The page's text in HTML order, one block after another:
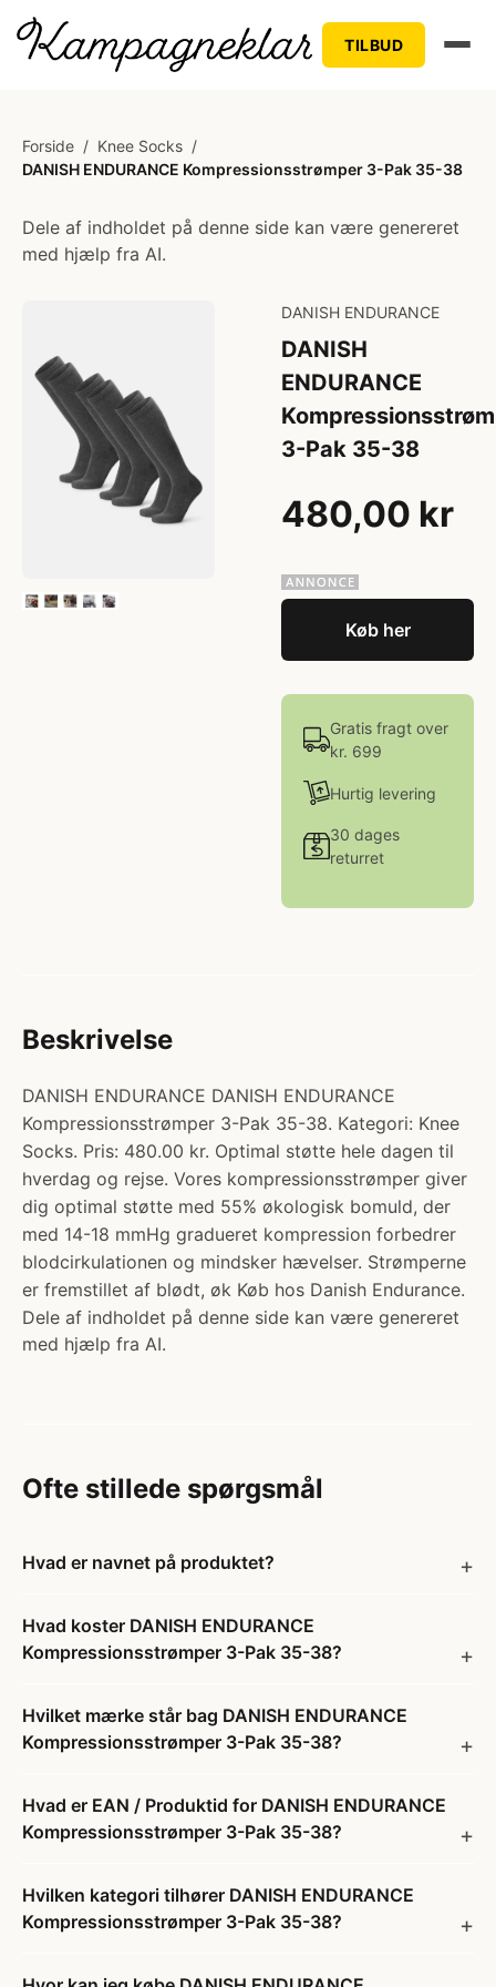
TILBUD
Forside / Knee Socks /
DANISH ENDURANCE Kompressionsstrømper 3-Pak 35-38
Dele af indholdet på denne side kan være genereret
med hjælp fra AI.
DANISH ENDURANCE
DANISH
ENDURANCE
3-Pak 35-38
480,00 kr
Køb her
Gratis fragt over
kr. 699
Hurtig levering
30 dages
returret
Beskrivelse
DANISH ENDURANCE DANISH ENDURANCE
Kompressionsstrømper 3-Pak 35-38. Kategori: Knee
Socks. Pris: 480.00 kr. Optimal støtte hele dagen til
hverdag og rejse. Vores kompressionsstrømper giver
dig optimal støtte med 55% økologisk bomuld, der
med 14-18 mmHg gradueret kompression forbedrer
blodcirkulationen og mindsker hævelser. Strømperne
er fremstillet af blødt, øk Køb hos Danish Endurance.
Dele af indholdet på denne side kan være genereret
med hjælp fra AI.
Ofte stillede spørgsmål
Hvad er navnet på produktet?
Hvad koster DANISH ENDURANCE
Kompressionsstrømper 3-Pak 35-38?
Hvilket mærke står bag DANISH ENDURANCE
Kompressionsstrømper 3-Pak 35-38?
Hvad er EAN / Produktid for DANISH ENDURANCE
Kompressionsstrømper 3-Pak 35-38?
Hvilken kategori tilhører DANISH ENDURANCE
Kompressionsstrømper 3-Pak 35-38?